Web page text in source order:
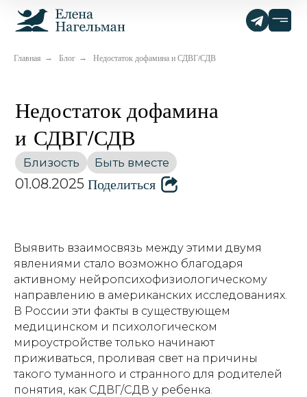
Главная → Блог → Недостаток дофамина и СДВГ/СДВ
Близость Быть вместе
01.08.2025 Поделиться
Выявить взаимосвязь между этими двумя
явлениями стало возможно благодаря
активному нейропсихофизиологическому
направлению в американских исследованиях.
В России эти факты в существующем
медицинском и психологическом
мироустройстве только начинают
приживаться, проливая свет на причины
такого туманного и странного для родителей
понятия, как СДВГ/СДВ у ребенка.